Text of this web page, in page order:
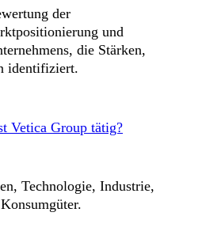
der
und
die Stärken,
identifiziert.
Vetica Group tätig?
Technologie, Industrie,